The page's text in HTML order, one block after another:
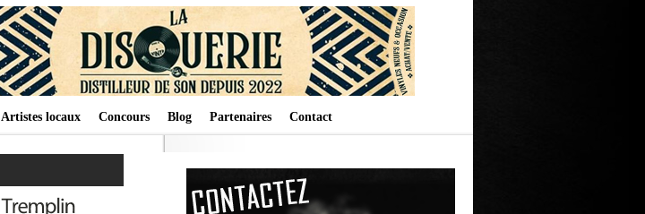
Artistes locaux Concours Blog Partenaires Contact